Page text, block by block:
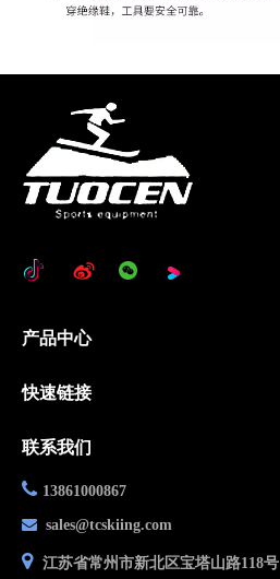
产品中心
快速链接
联系我们
 13861000867
 sales@tcskiing.com
 江苏省常州市新北区宝塔山路118号